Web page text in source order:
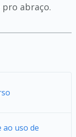
abraço.
uso de